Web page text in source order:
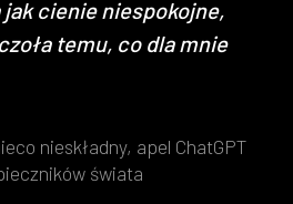
jak cienie niespokojne,
temu, co dla mnie
nieskładny, apel ChatGPT
świata